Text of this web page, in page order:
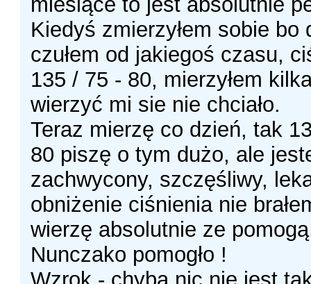
Kiedyś zmierzyłem sobie bo
czułem od jakiegoś czasu,
135 / 75 - 80, mierzyłem
wierzyć mi sie nie chciało.
Teraz mierzę co dzień, tak
80 piszę o tym dużo, ale
zachwycony, szczęśliwy,
obniżenie ciśnienia nie
wierzę absolutnie ze
Nunczako pomogło !